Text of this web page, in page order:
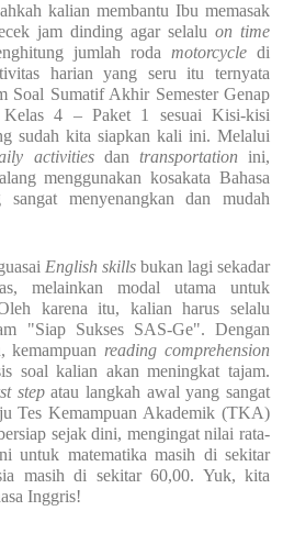
kalian membantu Ibu memasak
jam dinding agar selalu on time
jumlah roda motorcycle di
harian yang seru itu ternyata
Soal Sumatif Akhir Semester Genap
Kelas 4 – Paket 1 sesuai Kisi-kisi
sudah kita siapkan kali ini. Melalui
activitiesdan transportation ini,
menggunakan kosakata Bahasa
menyenangkan dan mudah
English skillsbukan lagi sekadar
melainkan modal utama untuk
karena itu, kalian harus selalu
"Siap Sukses SAS-Ge". Dengan
kemampuan reading comprehension
soal kalian akan meningkat tajam.
stepatau langkah awal yang sangat
Tes Kemampuan Akademik (TKA)
sejak dini, mengingat nilai rata-
untuk matematika masih di sekitar
masih di sekitar 60,00. Yuk, kita
Inggris!